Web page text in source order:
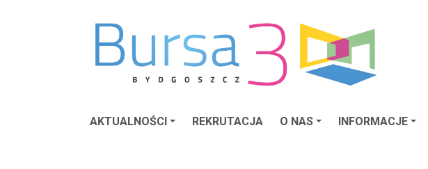
AKTUALNOŚCI REKRUTACJA O NAS INFORMACJE